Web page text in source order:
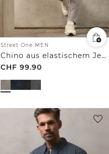
Street One MEN
Chino aus elastischem Jersey mit Flexbund
CHF 99.90